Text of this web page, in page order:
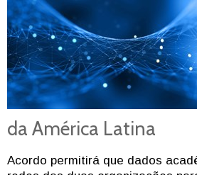
da América Latina
Acordo permitirá que dados